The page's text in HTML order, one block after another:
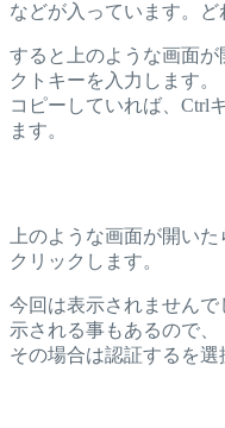
などが入っています。ど
すると上のような画面
クトキーを入力します。
コピーしていれば、Ctrl
ます。
上のような画面が開い
クリックします。
今回は表示されません
示される事もあるので、
その場合は認証するを選